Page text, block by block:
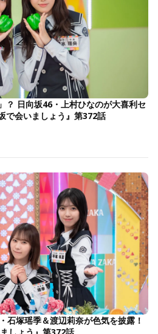
？ 日向坂46・上村ひなのが大喜利セ
で会いましょう』第372話
石塚瑶季＆渡辺莉奈が色気を披露！
しょう』第372話